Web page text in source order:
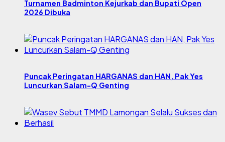
Turnamen Badminton Kejurkab dan Bupati Open
2026 Dibuka
Puncak Peringatan HARGANAS dan HAN, Pak Yes
Luncurkan Salam-Q Genting